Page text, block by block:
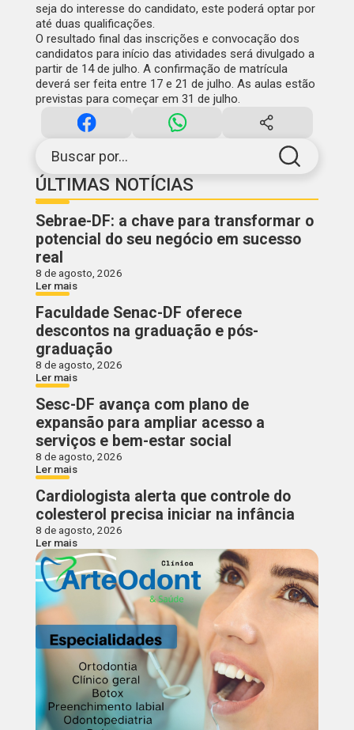
Buscar por...
ÚLTIMAS NOTÍCIAS
Sebrae-DF: a chave para transformar o
potencial do seu negócio em sucesso
real
8 de agosto, 2026
Ler mais
Faculdade Senac-DF oferece
descontos na graduação e pós-
graduação
8 de agosto, 2026
Ler mais
Sesc-DF avança com plano de
expansão para ampliar acesso a
serviços e bem-estar social
8 de agosto, 2026
Ler mais
Cardiologista alerta que controle do
colesterol precisa iniciar na infância
8 de agosto, 2026
Ler mais
seja do interesse do candidato, este poderá optar por
até duas qualificações.
O resultado final das inscrições e convocação dos
candidatos para início das atividades será divulgado a
partir de 14 de julho. A confirmação de matrícula
deverá ser feita entre 17 e 21 de julho. As aulas estão
previstas para começar em 31 de julho.